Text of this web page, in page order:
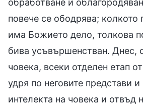
повече се ободрява; колкото
има Божието дело, толкова
бива усъвършенстван. Днес,
човека, всеки отделен етап
удря по неговите представи
интелекта на човека и отвъд